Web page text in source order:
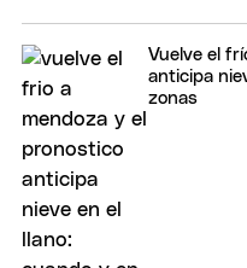
Vuelve el
anticipa
zonas